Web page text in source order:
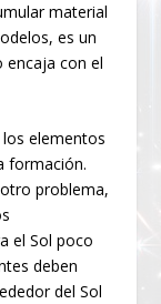
material
es un
encaja con el
elementos
formación.
problema,
el Sol poco
deben
del Sol